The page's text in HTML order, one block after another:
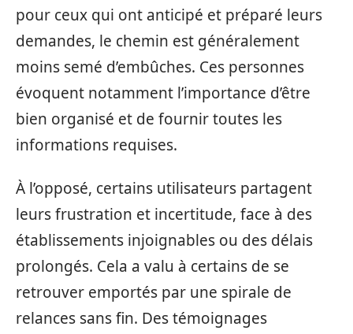
pour ceux qui ont anticipé et préparé leurs
demandes, le chemin est généralement
moins semé d’embûches. Ces personnes
évoquent notamment l’importance d’être
bien organisé et de fournir toutes les
informations requises.
À l’opposé, certains utilisateurs partagent
leurs frustration et incertitude, face à des
établissements injoignables ou des délais
prolongés. Cela a valu à certains de se
retrouver emportés par une spirale de
relances sans fin. Des témoignages